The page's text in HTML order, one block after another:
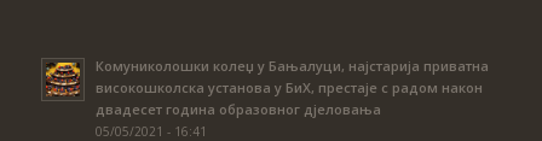
Комуниколошки колеџ у Бањалуци, најстарија приватна
високошколска установа у БиХ, престаје с радом након
двадесет година образовног дјеловања
05/05/2021 - 16:41